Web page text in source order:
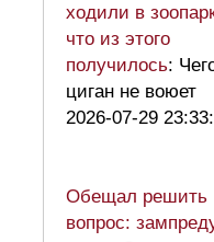
ходили в
что из этого
получилось:
циган не воюет
2026-07-29
Обещал решить
вопрос: